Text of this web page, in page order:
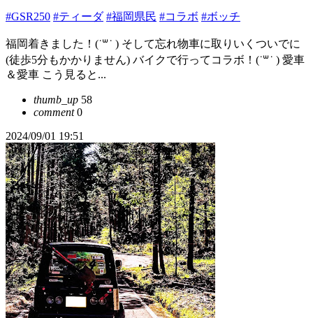
#GSR250 #ティーダ #福岡県民 #コラボ #ボッチ
福岡着きました！(˙꒳​˙ ) そして忘れ物車に取りいくついでに
(徒歩5分もかかりません) バイクで行ってコラボ！(˙꒳​˙ ) 愛車
＆愛車 こう見ると...
thumb_up 58
comment0
2024/09/01 19:51